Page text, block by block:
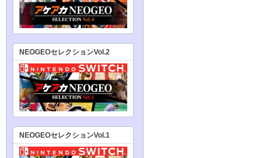
NEOGEOセレクションVol.2
NEOGEOセレクションVol.1